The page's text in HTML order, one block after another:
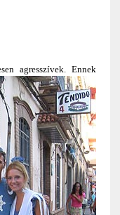
agresszívek. Ennek